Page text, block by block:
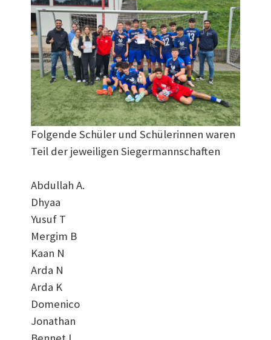
Folgende Schüler und Schülerinnen waren
Teil der jeweiligen Siegermannschaften
Abdullah A.
Dhyaa
Yusuf T
Mergim B
Kaan N
Arda N
Arda K
Domenico
Jonathan